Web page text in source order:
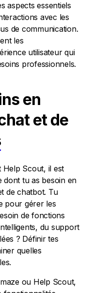
aspects essentiels
avec les
de communication.
les
utilisateur qui
professionnels.
en
et de
Help Scout, il est
dont tu as besoin en
de chatbot. Tu
pour gérer les
de fonctions
du support
? Définir tes
quelles
ou Help Scout,